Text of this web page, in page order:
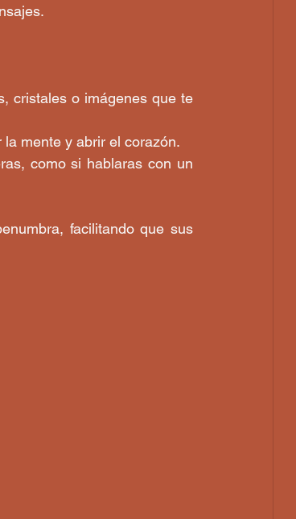
cristales o imágenes que te
mente y abrir el corazón.
como si hablaras con un
facilitando que sus